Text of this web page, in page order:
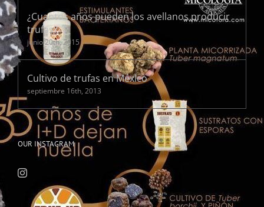
¿Cuantos años pueden los avellanos producir
trufas?
junio 20th, 2015
Cultivo de trufas en México
septiembre 16th, 2013
OUR INSTAGRAM